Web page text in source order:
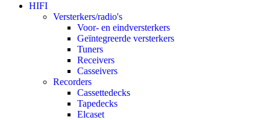
HIFI
Versterkers/radio's
Voor- en eindversterkers
Geïntegreerde versterkers
Tuners
Receivers
Casseivers
Recorders
Cassettedecks
Tapedecks
Elcaset